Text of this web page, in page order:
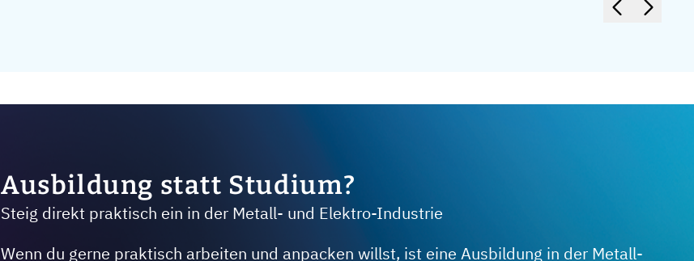
Ausbildung statt Studium?
Steig direkt praktisch ein in der Metall- und Elektro-Industrie
Wenn du gerne praktisch arbeiten und anpacken willst, ist eine Ausbildung in der Metall-